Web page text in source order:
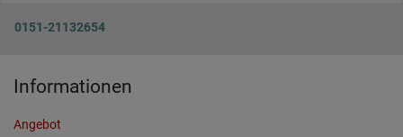
0151-21132654
Informationen
Angebot